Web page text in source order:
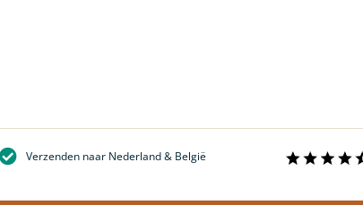
Verzenden naar Nederland & België